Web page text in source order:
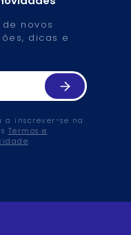
novos
dicas e
a inscrever-se na
Termos e
.